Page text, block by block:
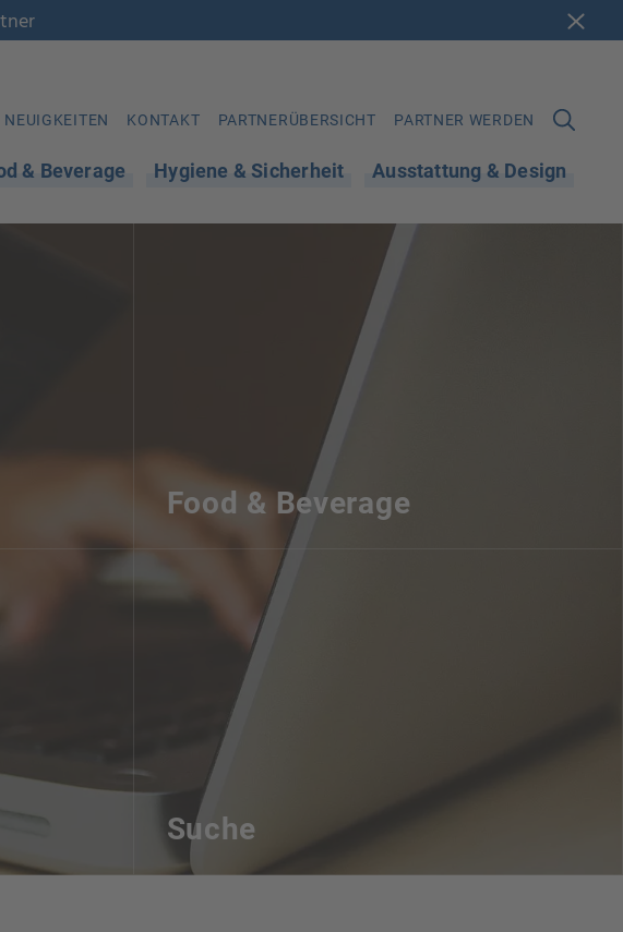
NEUIGKEITEN KONTAKT PARTNERÜBERSICHT PARTNER WERDEN
& Beverage Hygiene & Sicherheit Ausstattung & Design
Food & Beverage
Suche